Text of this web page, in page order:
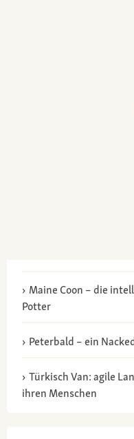
Maine Coon – die
Potter
Peterbald – ein
Türkisch Van: agile
ihren Menschen